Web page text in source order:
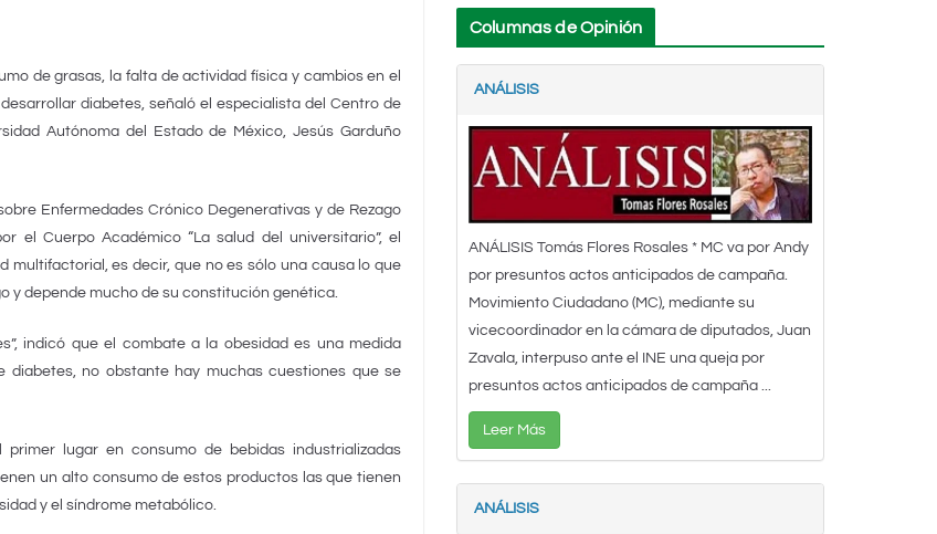
de grasas, la falta de actividad física y cambios en el
diabetes, señaló el especialista del Centro de
Autónoma del Estado de México, Jesús Garduño
Enfermedades Crónico Degenerativas y de Rezago
el Cuerpo Académico “La salud del universitario”, el
es decir, que no es sólo una causa lo que
y depende mucho de su constitución genética.
indicó que el combate a la obesidad es una medida
diabetes, no obstante hay muchas cuestiones que se
lugar en consumo de bebidas industrializadas
un alto consumo de estos productos las que tienen
y el síndrome metabólico.
Columnas de Opinión
ANÁLISIS
ANÁLISIS Tomás Flores Rosales * MC va por Andy
por presuntos actos anticipados de campaña.
Movimiento Ciudadano (MC), mediante su
vicecoordinador en la cámara de diputados, Juan
Zavala, interpuso ante el INE una queja por
presuntos actos anticipados de campaña ...
Leer Más
ANÁLISIS